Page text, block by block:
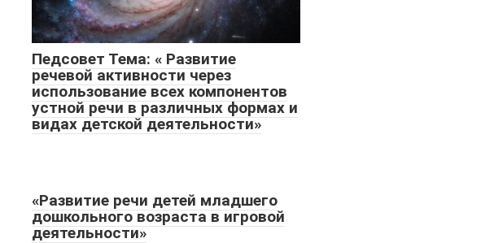
Педсовет Тема: « Развитие
речевой активности через
использование всех компонентов
устной речи в различных формах и
видах детской деятельности»
«Развитие речи детей младшего
дошкольного возраста в игровой
деятельности»